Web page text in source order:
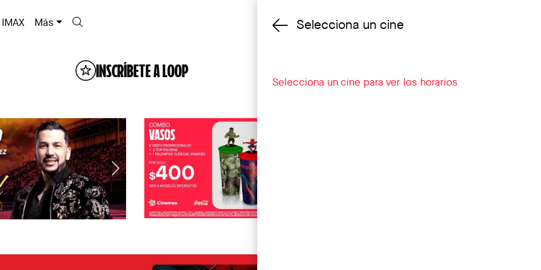
Cambiar cine
IMAX Más
INSCRÍBETE A LOOP
Selecciona un cine
Selecciona un cine para ver los horarios